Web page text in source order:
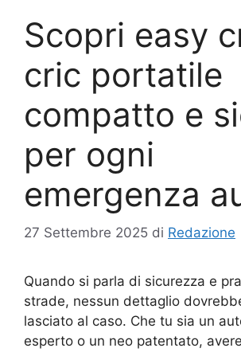
Scopri easy
cric portatile
compatto e
per ogni
emergenza
27 Settembre 2025 di Redazione
Quando si parla di sicurezza e
strade, nessun dettaglio
lasciato al caso. Che tu sia un
esperto o un neo patentato,